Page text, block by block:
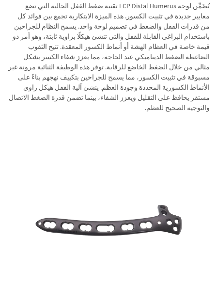
تُضَمِّن لوحة LCP Distal Humerus تقنية ضغط القفل الحالية التي تضع
معايير جديدة في تثبيت الكسور. هذه الميزة الابتكارية تجمع بين فوائد كل
من قدرات القفل والضغط في تصميم لوحة واحد. يسمح النظام للجراحين
باستخدام البراغي القابلة للقفل والتي تنشئ هيكلًا بزاوية ثابتة، وهو أمر ذو
قيمة خاصة في العظام الهشة أو أنماط الكسور المعقدة. تتيح الثقوب
الضاغطة الضغط الديناميكي عند الحاجة، مما يعزز شفاء الكسر بشكل
مثالي من خلال الضغط الخاضع للرقابة. توفر هذه الوظيفة الثنائية مرونة غير
مسبوقة في تثبيت الكسور، مما يسمح للجراحين بتكييف نهجهم بناءً على
الأنماط الكسورية المحددة وجودة العظم. ينشئ آلية القفل هيكل زاوي
مستقر يحافظ على التقليل ويعزز الشفاء، بينما تضمن قدرة الضغط الاتصال
والتوجيه الصحيح للعظم.